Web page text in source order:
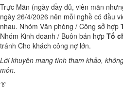
Trực Mãn (ngày đầy đủ, viên mãn
ngày 26/4/2026 nên mỗi nghề có đầu
nhau. Nhóm Văn phòng / Công sở hợp
Nhóm Kinh doanh / Buôn bán hợp Tổ
tránh Cho khách công nợ lớn.
Lời khuyên mang tính tham khảo,
môn.
👔